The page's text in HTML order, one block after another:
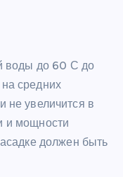
воды до 60 С до
средних
не увеличится в
и мощности
должен быть